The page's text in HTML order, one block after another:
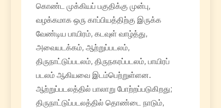
கொண்ட முக்கியப் பகுதிக்கு முன்பு,
வழக்கமாக ஒரு காப்பியத்திற்கு இருக்க
வேண்டிய பாயிரம், கடவுள் வாழ்த்து,
அவையடக்கம், ஆற்றுப்படலம்,
திருநாட்டுப்படலம், திருநகரப்படலம், பாயிரப்
படலம் ஆகியவை இடம்பெற்றுள்ளன.
ஆற்றுப்படலத்தில் பாலாறு போற்றப்படுகிறது;
திருநாட்டுப்படலத்தில் தொண்டை நாடும்,